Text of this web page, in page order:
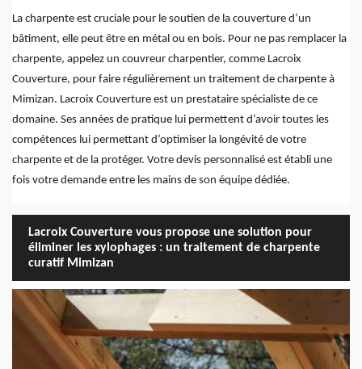
La charpente est cruciale pour le soutien de la couverture d’un
bâtiment, elle peut être en métal ou en bois. Pour ne pas remplacer la
charpente, appelez un couvreur charpentier, comme Lacroix
Couverture, pour faire régulièrement un traitement de charpente à
Mimizan. Lacroix Couverture est un prestataire spécialiste de ce
domaine. Ses années de pratique lui permettent d’avoir toutes les
compétences lui permettant d’optimiser la longévité de votre
charpente et de la protéger. Votre devis personnalisé est établi une
fois votre demande entre les mains de son équipe dédiée.
Lacroix Couverture vous propose une solution pour
éliminer les xylophages : un traitement de charpente
curatif Mimizan